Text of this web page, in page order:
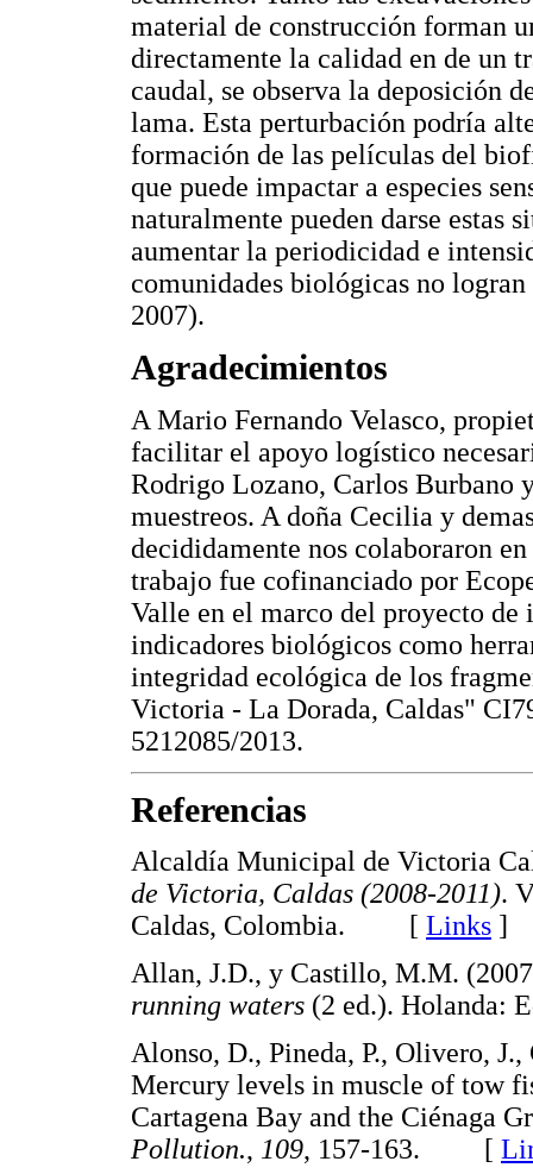
material de construcción forman
directamente la calidad en de un
caudal, se observa la deposición
lama. Esta perturbación podría
formación de las películas del
que puede impactar a especies
naturalmente pueden darse estas
aumentar la periodicidad e
comunidades biológicas no
2007).
Agradecimientos
A Mario Fernando Velasco,
facilitar el apoyo logístico
Rodrigo Lozano, Carlos Burbano
muestreos. A doña Cecilia y
decididamente nos colaboraron
trabajo fue cofinanciado por
Valle en el marco del proyecto
indicadores biológicos como
integridad ecológica de los
Victoria - La Dorada, Caldas"
5212085/2013.
Referencias
Alcaldía Municipal de Victoria
de Victoria, Caldas (2008-2011).
Caldas, Colombia. [ Links ]
Allan, J.D., y Castillo, M.M.
running waters (2 ed.).
Alonso, D., Pineda, P., Olivero,
Mercury levels in muscle of tow
Cartagena Bay and the Ciénaga
Pollution., 109, 157-163. [